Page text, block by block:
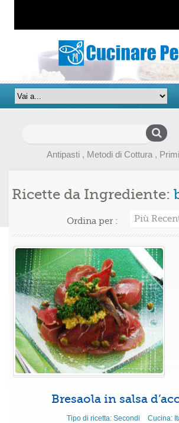
Antipasti , Metodi di Cottura , Primi
Ricette da Ingrediente:
Ordina per : Più
Bresaola in salsa
Tipo di ricetta: Secondi Cucina: